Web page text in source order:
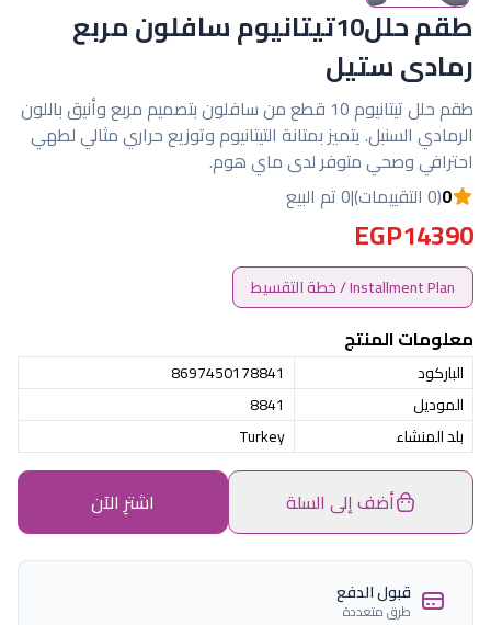
طقم حلل10تيتانيوم سافلون مربع
رمادى ستيل
طقم حلل تيتانيوم 10 قطع من سافلون بتصميم مربع وأنيق باللون
الرمادي السنبل. يتميز بمتانة التيتانيوم وتوزيع حراري مثالي لطهي
احترافي وصحي متوفر لدى ماي هوم.
0(0 التقييمات) |0 تم البيع
EGP14390
Installment Plan / خطة التقسيط
معلومات المنتج
الباركود
8697450178841
الموديل
8841
بلد المنشاء
Turkey
أضف إلى السلة اشترِ الآن
قبول الدفع
طرق متعددة